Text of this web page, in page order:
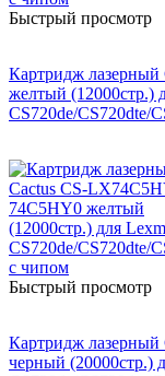
Быстрый просмотр
Картридж
желтый (12000стр.)
CS720de/CS720dte/
Быстрый просмотр
Картридж
черный (20000стр.)